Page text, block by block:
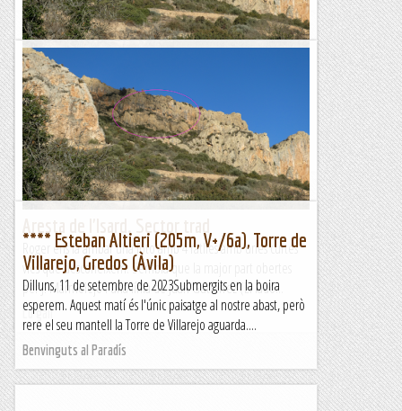
Aresta de l'Isard. Sector trad
Roger ens fa arribar una foto amb 4 ratlles amb unes curtes
vies que desconeixem. Sembla que la major part obertes
per J. Marmolejo i una línia de Juan Gutiérrez (El lado...
Lo gall
Roger ens fa arribar una foto amb 4 ratlles amb unes curtes
vies que desconeixem. Sembla que la major part obertes
per J. Marmolejo i una línia de Juan Gutiérrez (El lado...
Lo gall
**** Esteban Altieri (205m, V+/6a), Torre de
Villarejo, Gredos (Àvila)
Dilluns, 11 de setembre de 2023Submergits en la boira
esperem. Aquest matí és l'únic paisatge al nostre abast, però
rere el seu mantell la Torre de Villarejo aguarda....
Benvinguts al Paradís